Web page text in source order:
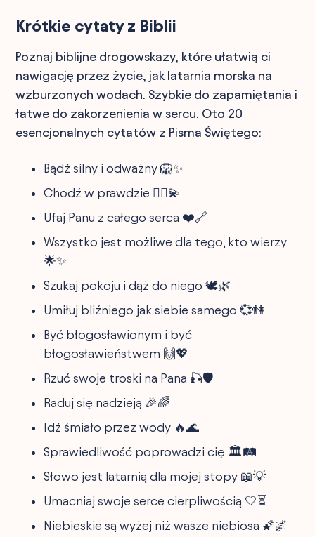
Krótkie cytaty z Biblii
Poznaj biblijne drogowskazy, które ułatwią ci
nawigację przez życie, jak latarnia morska na
wzburzonych wodach. Szybkie do zapamiętania i
łatwe do zakorzenienia w sercu. Oto 20
esencjonalnych cytatów z Pisma Świętego:
Bądź silny i odważny 🦁✨
Chodź w prawdzie 🚶‍♂️💫
Ufaj Panu z całego serca ❤️🔗
Wszystko jest możliwe dla tego, kto wierzy
🌟✨
Szukaj pokoju i dąż do niego 🕊️🌿
Umiłuj bliźniego jak siebie samego 💞👫
Być błogosławionym i być
błogosławieństwem 🙌💖
Rzuć swoje troski na Pana 🎣🛡️
Raduj się nadzieją 🎉🌈
Idź śmiało przez wody 🔥🌊
Sprawiedliwość poprowadzi cię 🏛️🛤️
Słowo jest latarnią dla mojej stopy 📖💡
Umacniaj swoje serce cierpliwością 🤍⏳
Niebieskie są wyżej niż wasze niebiosa 🌠🌌